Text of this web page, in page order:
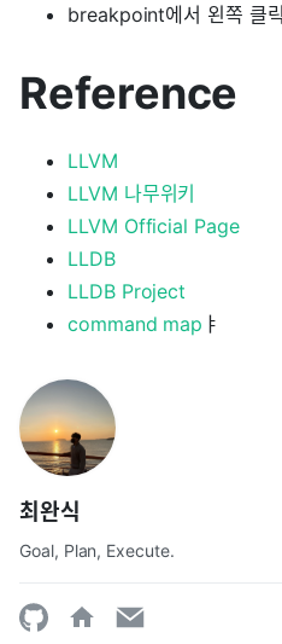
breakpoint에서 왼쪽 클
Reference
LLVM
LLVM 나무위키
LLVM Official Page
LLDB
LLDB Project
command map ㅑ
최완식
Goal, Plan, Execute.